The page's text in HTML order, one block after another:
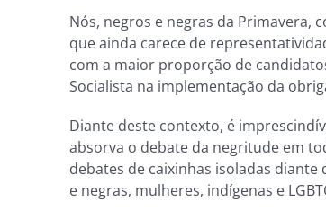
Nós, negros e negras da Primavera,
que ainda carece de
com a maior proporção de
Socialista na implementação da
Diante deste contexto, é
absorva o debate da negritude em
debates de caixinhas isoladas
e negras, mulheres, indígenas e